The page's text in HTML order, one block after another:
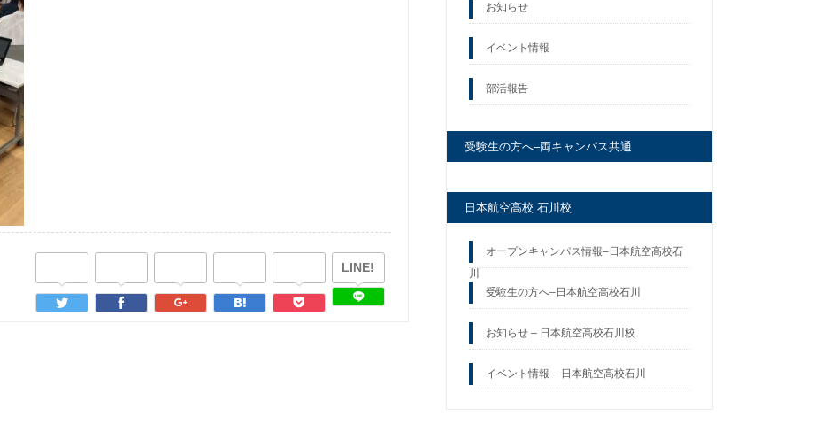
LINE!
お知らせ
イベント情報
部活報告
受験生の方へ–両キャンパス共通
日本航空高校 石川校
オープンキャンパス情報–日本航空高校石
川
受験生の方へ–日本航空高校石川
お知らせ – 日本航空高校石川校
イベント情報 – 日本航空高校石川